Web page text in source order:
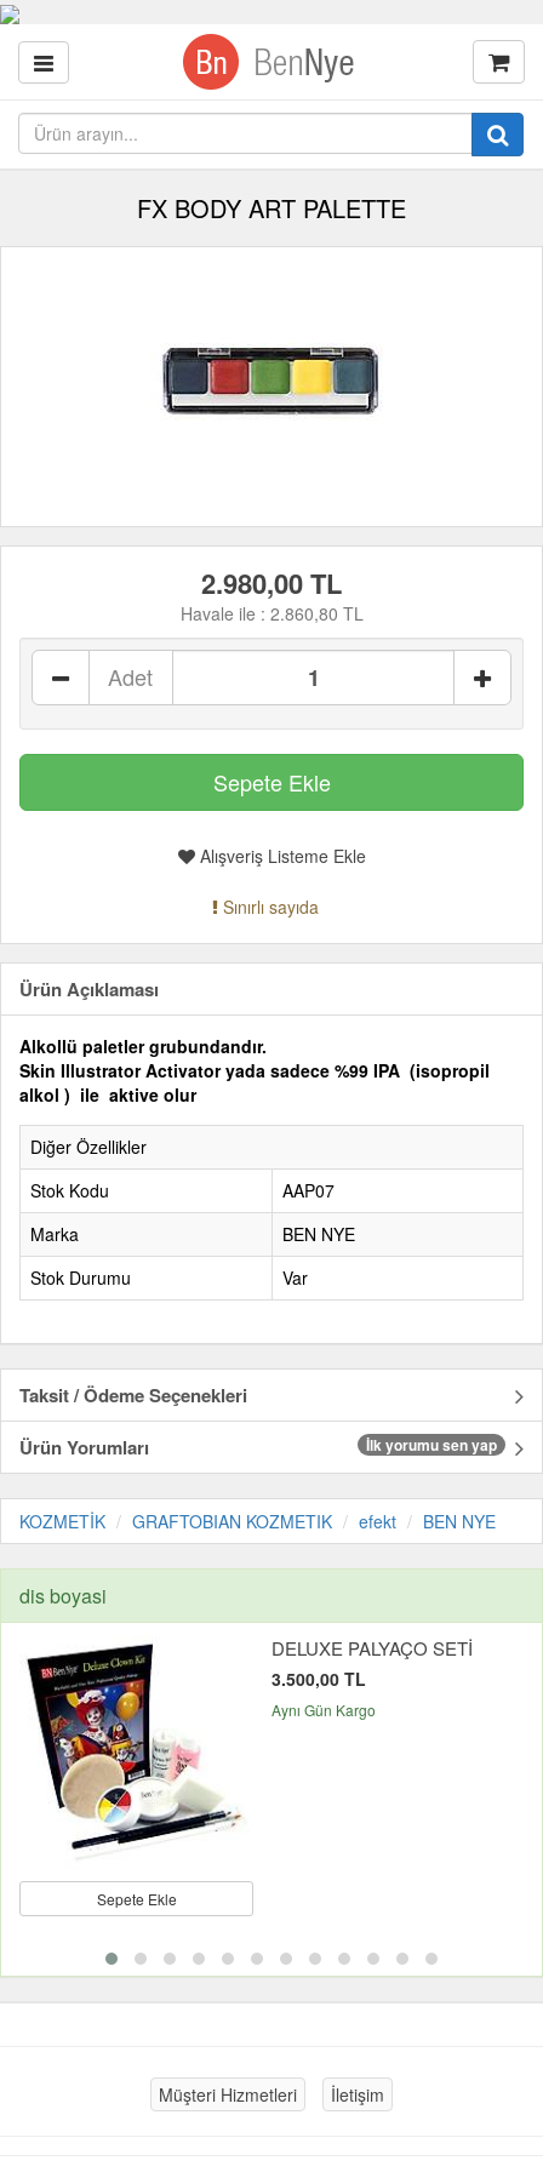
FX BODY ART PALETTE
2.980,00 TL
Havale ile : 2.860,80 TL
Adet
Alışveriş Listeme Ekle
Sınırlı sayıda
Ürün Açıklaması
Alkollü paletler grubundandır.
Skin Illustrator Activator yada sadece %99 IPA (isopropil
alkol ) ile aktive olur
Diğer Özellikler
Stok Kodu
AAP07
Marka
BEN NYE
Stok Durumu
Var
Taksit / Ödeme Seçenekleri
Ürün Yorumları
İlk yorumu sen yap
KOZMETİK GRAFTOBIAN KOZMETIK efekt BEN NYE
dis boyasi
Sepete Ekle
DELUXE PALYAÇO SETİ
3.500,00 TL
Aynı Gün Kargo
Müşteri Hizmetleri İletişim